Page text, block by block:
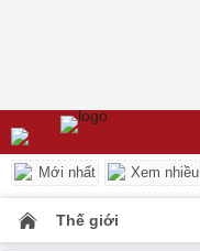
Mới nhất Xem nhiều
Thế giới